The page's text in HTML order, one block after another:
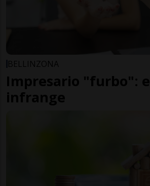
BELLINZONA
Impresario "furbo":
infrange